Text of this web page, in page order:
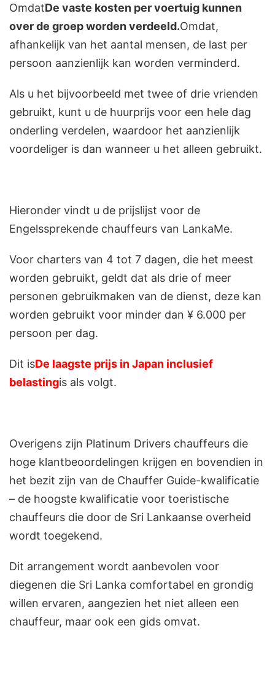
OmdatDe vaste kosten per voertuig kunnen
over de groep worden verdeeld.Omdat,
afhankelijk van het aantal mensen, de last per
persoon aanzienlijk kan worden verminderd.
Als u het bijvoorbeeld met twee of drie vrienden
gebruikt, kunt u de huurprijs voor een hele dag
onderling verdelen, waardoor het aanzienlijk
voordeliger is dan wanneer u het alleen gebruikt.
Hieronder vindt u de prijslijst voor de
Engelssprekende chauffeurs van LankaMe.
Voor charters van 4 tot 7 dagen, die het meest
worden gebruikt, geldt dat als drie of meer
personen gebruikmaken van de dienst, deze kan
worden gebruikt voor minder dan ¥ 6.000 per
persoon per dag.
Dit isDe laagste prijs in Japan inclusief
belastingis als volgt.
Overigens zijn Platinum Drivers chauffeurs die
hoge klantbeoordelingen krijgen en bovendien in
het bezit zijn van de Chauffer Guide-kwalificatie
– de hoogste kwalificatie voor toeristische
chauffeurs die door de Sri Lankaanse overheid
wordt toegekend.
Dit arrangement wordt aanbevolen voor
diegenen die Sri Lanka comfortabel en grondig
willen ervaren, aangezien het niet alleen een
chauffeur, maar ook een gids omvat.